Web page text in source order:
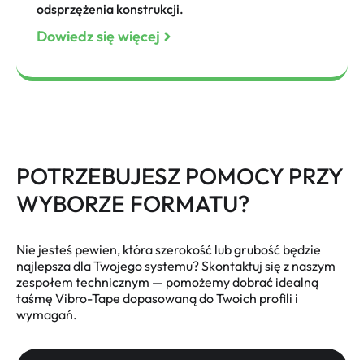
odsprzężenia konstrukcji.
Dowiedz się więcej
POTRZEBUJESZ POMOCY PRZY
WYBORZE FORMATU?
Nie jesteś pewien, która szerokość lub grubość będzie
najlepsza dla Twojego systemu? Skontaktuj się z naszym
zespołem technicznym — pomożemy dobrać idealną
taśmę Vibro-Tape dopasowaną do Twoich profili i
wymagań.